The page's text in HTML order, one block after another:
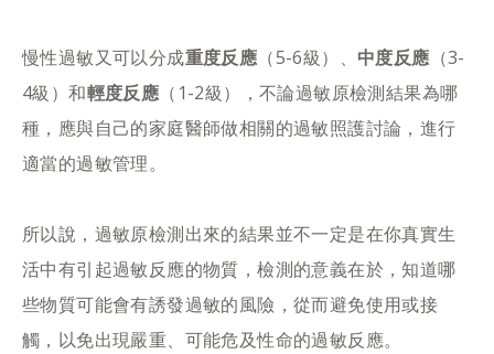
慢性過敏又可以分成重度反應 （5-6級）、 中度反應 （3-
4級）和輕度反應 （1-2級），不論過敏原檢測結果為哪
種，應與自己的家庭醫師做相關的過敏照護討論，進行
適當的過敏管理。
所以說，過敏原檢測出來的結果並不一定是在你真實生
活中有引起過敏反應的物質，檢測的意義在於，知道哪
些物質可能會有誘發過敏的風險，從而避免使用或接
觸，以免出現嚴重、可能危及性命的過敏反應。